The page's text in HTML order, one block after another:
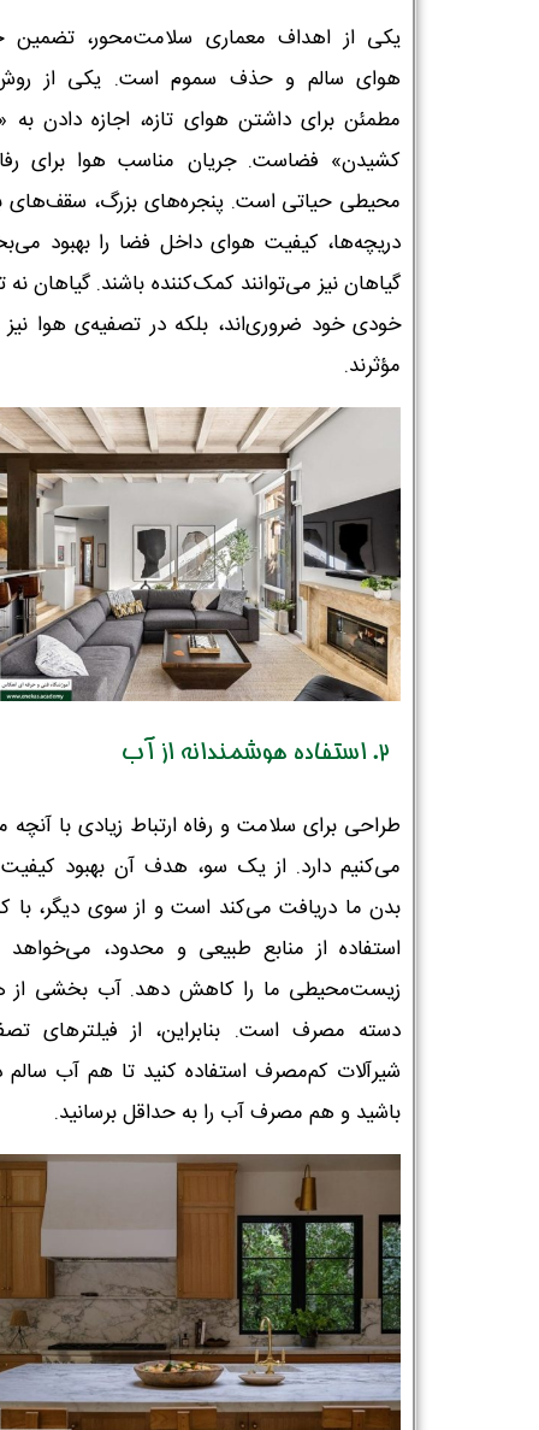
یکی از اهداف معماری سلامت‌محور، تضمین
هوای سالم و حذف سموم است. یکی از
مطمئن برای داشتن هوای تازه، اجازه دادن
کشیدن» فضاست. جریان مناسب هوا برای
محیطی حیاتی است. پنجره‌های بزرگ، سقف‌های
دریچه‌ها، کیفیت هوای داخل فضا را بهبود
گیاهان نیز می‌توانند کمک‌کننده باشند. گیاهان نه
خودی خود ضروری‌اند، بلکه در تصفیه‌ی هوا نیز
مؤثرند.
2. استفاده هوشمندانه از آب
طراحی برای سلامت و رفاه ارتباط زیادی با
می‌کنیم دارد. از یک سو، هدف آن بهبود
بدن ما دریافت می‌کند است و از سوی دیگر،
استفاده از منابع طبیعی و محدود، می‌خواهد
زیست‌محیطی ما را کاهش دهد. آب بخشی از
دسته مصرف است. بنابراین، از فیلترهای
شیرآلات کم‌مصرف استفاده کنید تا هم آب سالم
باشید و هم مصرف آب را به حداقل برسانید.